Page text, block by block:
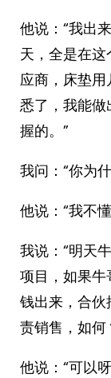
他说：“我出
天，全是在
应商，床垫
悉了，我能
握的。”
我问：“你为
他说：“我不
我说：“明天
项目，如果
钱出来，合
责销售，如何
他说：“可以